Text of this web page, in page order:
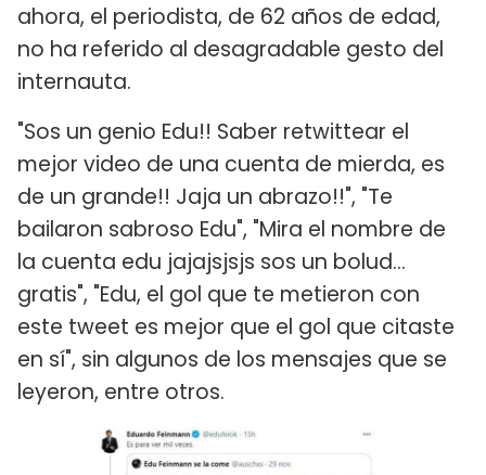
ahora, el periodista, de 62 años de edad,
no ha referido al desagradable gesto del
internauta.
"Sos un genio Edu!! Saber retwittear el
mejor video de una cuenta de mierda, es
de un grande!! Jaja un abrazo!!", "Te
bailaron sabroso Edu", "Mira el nombre de
la cuenta edu jajajsjsjs sos un bolud...
gratis", "Edu, el gol que te metieron con
este tweet es mejor que el gol que citaste
en sí", sin algunos de los mensajes que se
leyeron, entre otros.